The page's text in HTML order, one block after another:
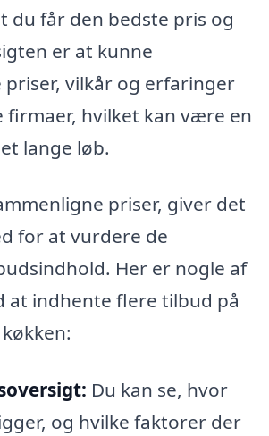
du får den bedste pris og
er at kunne
priser, vilkår og erfaringer
firmaer, hvilket kan være en
lange løb.
priser, giver det
for at vurdere de
Her er nogle af
at indhente flere tilbud på
Du kan se, hvor
og hvilke faktorer der